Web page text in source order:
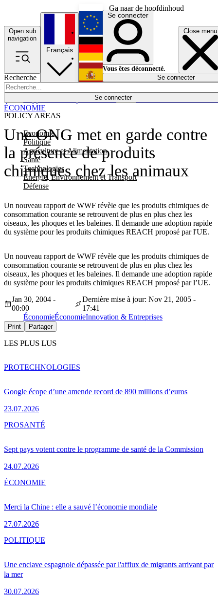
Ga naar de hoofdinhoud
Open sub
navigation
Close menu
Recherche
Se connecter
POLICY AREAS
Economie
Politique
Agriculture et Alimentation
Santé
Technologies
Energie, Environnement et Transport
Défense
Économie
Français
English
Deutsch
Español
Se connecter
Vous êtes déconnecté.
Se connecter
Une ONG met en garde contre
la présence de produits
chimiques chez les animaux
Un nouveau rapport de WWF révèle que les produits chimiques de
consommation courante se retrouvent de plus en plus chez les
oiseaux, les phoques et les baleines. Il demande une adoption rapide
du système pour les produits chimiques REACH proposé par l'UE.
ÉCONOMIE
Un nouveau rapport de WWF révèle que les produits chimiques de
consommation courante se retrouvent de plus en plus chez les
oiseaux, les phoques et les baleines. Il demande une adoption rapide
du système pour les produits chimiques REACH proposé par l’UE.
Jan 30, 2004 -
00:00
Dernière mise à jour: Nov 21, 2005 -
17:41
ÉconomieÉconomieInnovation & Entreprises
Print Partager
LES PLUS LUS
Google écope d’une amende record de 890 millions d’euros
23.07.2026
PROTECHNOLOGIES
Sept pays votent contre le programme de santé de la Commission
24.07.2026
PROSANTÉ
Merci la Chine : elle a sauvé l’économie mondiale
27.07.2026
ÉCONOMIE
Une enclave espagnole dépassée par l'afflux de migrants arrivant par
la mer
30.07.2026
POLITIQUE